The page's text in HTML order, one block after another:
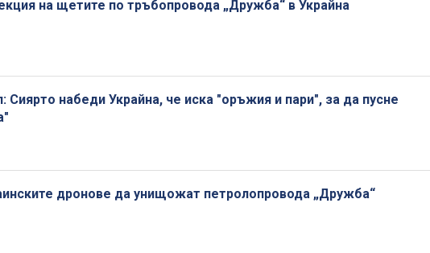
на щетите по тръбопровода „Дружба“ в Украйна
Сиярто набеди Украйна, че иска "оръжия и пари", за да пусне
дронове да унищожат петролопровода „Дружба“